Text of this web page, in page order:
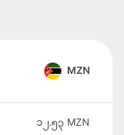
MZN
၁၂.၅၃ MZN